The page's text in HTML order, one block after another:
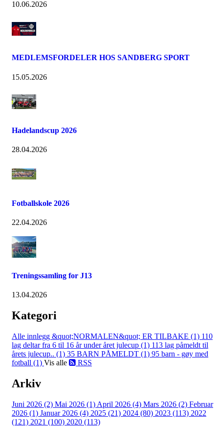
10.06.2026
MEDLEMSFORDELER HOS SANDBERG SPORT
15.05.2026
Hadelandscup 2026
28.04.2026
Fotballskole 2026
22.04.2026
Treningssamling for J13
13.04.2026
Kategori
Alle innlegg &quot;NORMALEN&quot; ER TILBAKE (1) 110
lag deltar fra 6 til 16 år under året julecup (1) 113 lag påmeldt til
årets julecup.. (1) 35 BARN PÅMELDT (1) 95 barn - gøy med
fotball (1) Vis alle RSS
Arkiv
Juni 2026 (2) Mai 2026 (1) April 2026 (4) Mars 2026 (2) Februar
2026 (1) Januar 2026 (4) 2025 (21) 2024 (80) 2023 (113) 2022
(121) 2021 (100) 2020 (113)